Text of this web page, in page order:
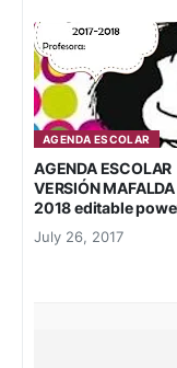
AGENDA ESCOLAR
AGENDA ESCOLAR
VERSIÓN
2018 editable
July 26, 2017